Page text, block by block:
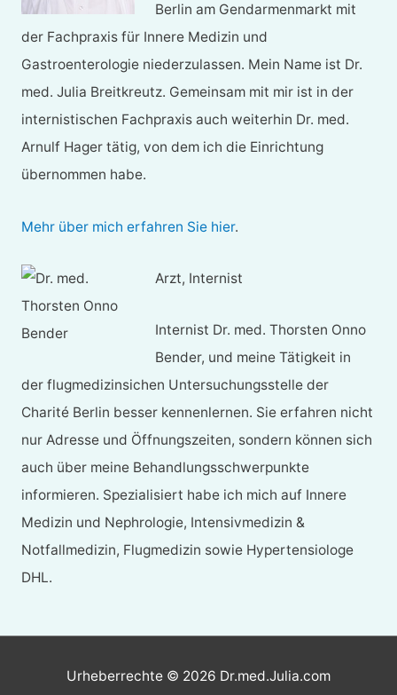
Berlin am Gendarmenmarkt mit
der Fachpraxis für Innere Medizin und
Gastroenterologie niederzulassen. Mein Name ist Dr.
med. Julia Breitkreutz. Gemeinsam mit mir ist in der
internistischen Fachpraxis auch weiterhin Dr. med.
Arnulf Hager tätig, von dem ich die Einrichtung
übernommen habe.
Mehr über mich erfahren Sie hier.
Arzt, Internist
Internist Dr. med. Thorsten Onno
Bender, und meine Tätigkeit in
der flugmedizinsichen Untersuchungsstelle der
Charité Berlin besser kennenlernen. Sie erfahren nicht
nur Adresse und Öffnungszeiten, sondern können sich
auch über meine Behandlungsschwerpunkte
informieren. Spezialisiert habe ich mich auf Innere
Medizin und Nephrologie, Intensivmedizin &
Notfallmedizin, Flugmedizin sowie Hypertensiologe
DHL.
Urheberrechte © 2026 Dr.med.Julia.com